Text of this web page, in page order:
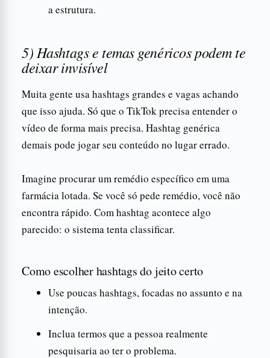
a estrutura.
5) Hashtags e temas genéricos podem te
deixar invisível
Muita gente usa hashtags grandes e vagas achando
que isso ajuda. Só que o TikTok precisa entender o
vídeo de forma mais precisa. Hashtag genérica
demais pode jogar seu conteúdo no lugar errado.
Imagine procurar um remédio específico em uma
farmácia lotada. Se você só pede remédio, você não
encontra rápido. Com hashtag acontece algo
parecido: o sistema tenta classificar.
Como escolher hashtags do jeito certo
Use poucas hashtags, focadas no assunto e na
intenção.
Inclua termos que a pessoa realmente
pesquisaria ao ter o problema.